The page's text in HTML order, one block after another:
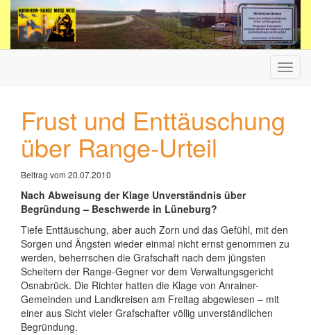
ein-/
Frust und Enttäuschung
über Range-Urteil
Beitrag vom 20.07.2010
Nach Abweisung der Klage Unverständnis über
Begründung – Beschwerde in Lüneburg?
Tiefe Enttäuschung, aber auch Zorn und das Gefühl, mit den
Sorgen und Ängsten wieder einmal nicht ernst genommen zu
werden, beherrschen die Grafschaft nach dem jüngsten
Scheitern der Range-Gegner vor dem Verwaltungsgericht
Osnabrück. Die Richter hatten die Klage von Anrainer-
Gemeinden und Landkreisen am Freitag abgewiesen – mit
einer aus Sicht vieler Grafschafter völlig unverständlichen
Begründung.